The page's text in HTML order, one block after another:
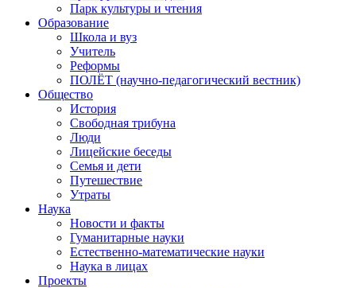
Парк культуры и чтения
Образование
Школа и вуз
Учитель
Реформы
ПОЛЁТ (научно-педагогический вестник)
Общество
История
Свободная трибуна
Люди
Лицейские беседы
Семья и дети
Путешествие
Утраты
Наука
Новости и факты
Гуманитарные науки
Естественно-математические науки
Наука в лицах
Проекты